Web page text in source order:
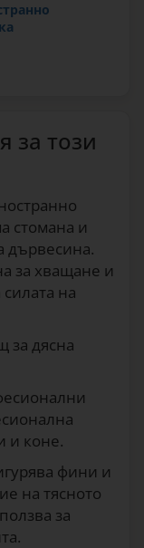
за този
стомана и
дървесина.
за хващане и
на
за дясна
и коне.
фини и
на тясното
за